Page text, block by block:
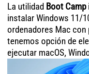
La utilidad Boot Camp
instalar Windows 11/
ordenadores Mac
tenemos opción de
ejecutar macOS,